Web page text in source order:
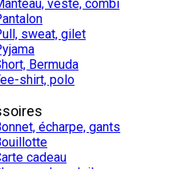
veste, combi
sweat, gilet
Bermuda
shirt, polo
écharpe, gants
cadeau